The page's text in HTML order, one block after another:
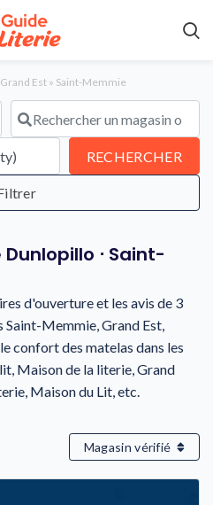
Grand Est » Saint-Memmie
Rechercher un magasin ou une
RECHERCHER
⋅ Saint-
d'ouverture et les avis de 3
Memmie, Grand Est,
confort des matelas dans les
Maison de la literie, Grand
Maison du Lit, etc.
Magasin vérifié